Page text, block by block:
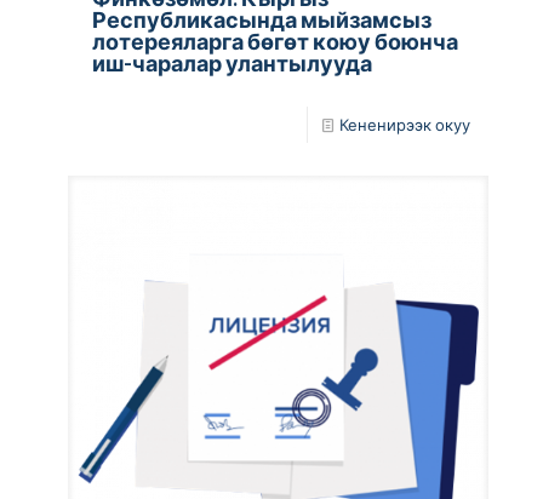
Республикасында мыйзамсыз
лотереяларга бөгөт коюу боюнча
иш-чаралар улантылууда
Кененирээк окуу